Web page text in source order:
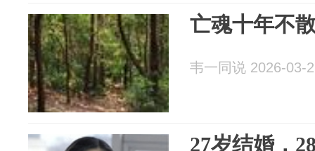
亡魂十年不
韦一同说 2026-03-
27岁结婚，